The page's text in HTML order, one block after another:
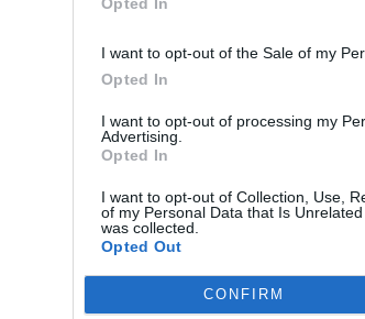
I want to opt-out of the Sale of my
Opted In
I want to opt-out of processing my
Advertising.
Opted In
I want to opt-out of Collection, Use,
of my Personal Data that Is
was collected.
Opted Out
CONFIRM
Kyckling i lergryta
Kyckling i lergryta är enkelt att
laga och kycklingen blir saftig och
god. Lägg med rotfrukter och...